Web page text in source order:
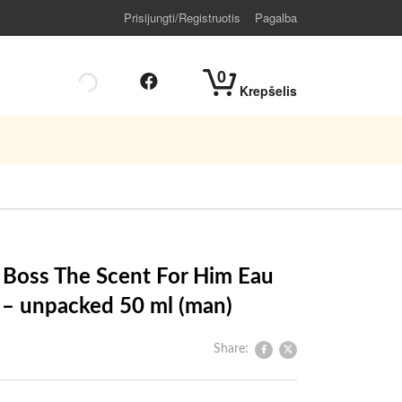
Prisijungti/Registruotis Pagalba
0
Krepšelis
The Scent For Him Eau
unpacked 50 ml (man)
Share: